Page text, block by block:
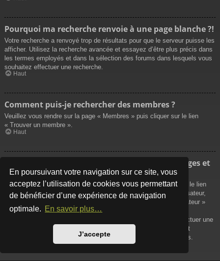
En poursuivant votre navigation sur ce site, vous
acceptez l’utilisation de cookies vous permettant
de bénéficier d’une expérience de navigation
optimale. En savoir plus…
J’accepte
Pourquoi ma recherche renvoie à une page blanche ?!
Votre recherche a renvoyé trop de résultats pour que le serveur puisse les
afficher. Utilisez la recherche avancée et essayez d’être plus précis dans
les termes employés et dans la sélection des forums dans lesquels vous
souhaitez effectuer une recherche.
Haut
Comment puis-je rechercher des membres ?
Veuillez vous rendre sur la page « Membres » puis cliquer sur le lien
« Trouver un membre ».
Haut
Comment puis-je retrouver mes propres messages et
sujets ?
Vos propres messages peuvent être affichés soit en cliquant sur le lien
« Afficher vos messages » dans le panneau de contrôle de l’utilisateur,
soit en cliquant sur le lien « Rechercher les messages de l’utilisateur »
sur la page de votre propre profil ou soit en cliquant sur le menu
« Raccourcis » situé sur la partie supérieure du forum. Pour effectuer une
recherche de vos propres sujets, utilisez la recherche avancée et
remplissez convenablement les options qui vous sont disponibles.